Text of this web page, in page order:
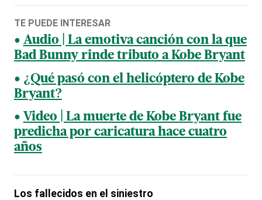
TE PUEDE INTERESAR
Audio | La emotiva canción con la que
Bad Bunny rinde tributo a Kobe Bryant
¿Qué pasó con el helicóptero de Kobe
Bryant?
Video | La muerte de Kobe Bryant fue
predicha por caricatura hace cuatro
años
Los fallecidos en el siniestro